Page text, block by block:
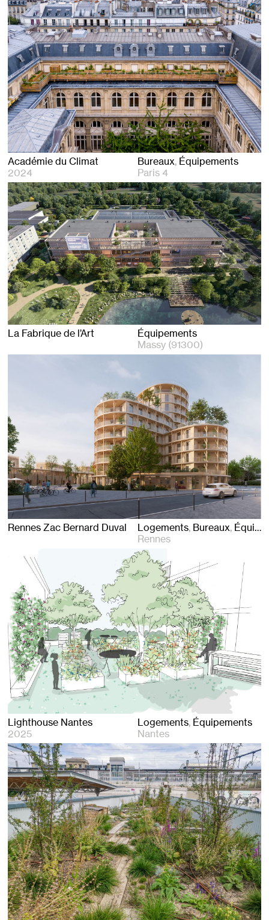
Académie du Climat
2024
Bureaux Équipements
Paris 4
La Fabrique de l’Art
Équipements
Massy (91300)
Rennes Zac Bernard Duval Logements Bureaux Équipements
Rennes
Lighthouse Nantes
2025
Logements Équipements
Nantes